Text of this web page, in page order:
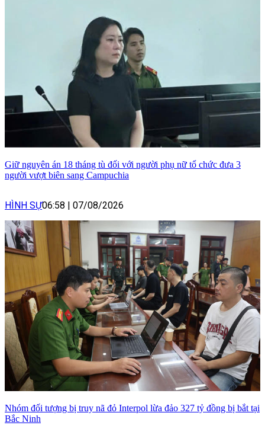
Giữ nguyên án 18 tháng tù đối với người phụ nữ tổ chức đưa 3
người vượt biên sang Campuchia
HÌNH SỰ06:58 07/08/2026
Nhóm đối tượng bị truy nã đỏ Interpol lừa đảo 327 tỷ đồng bị bắt tại
Bắc Ninh